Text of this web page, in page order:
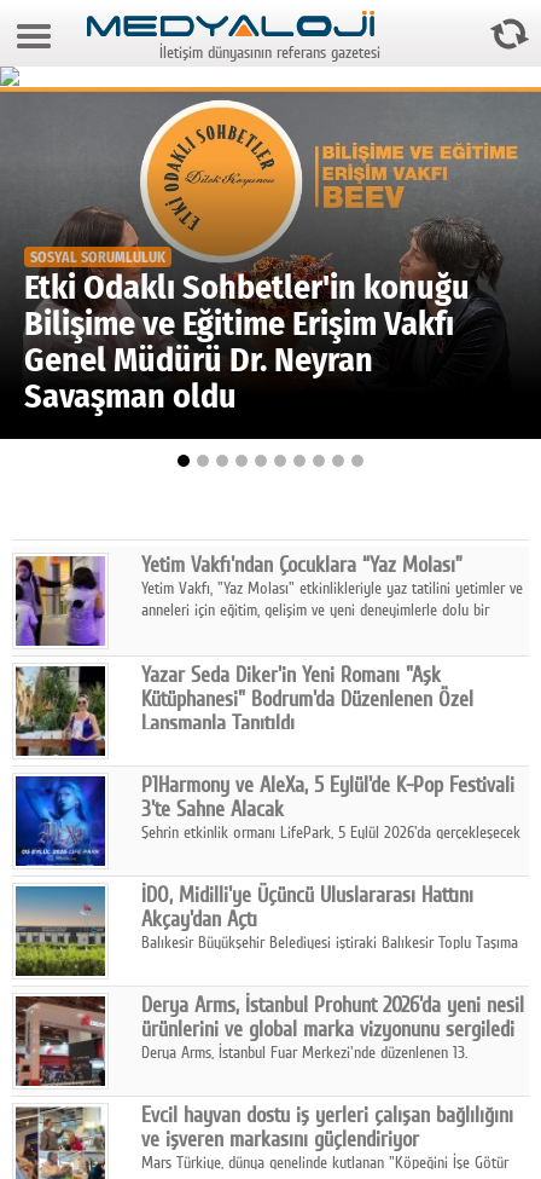
8 Ağustos 2026 9:21:49
Video Galeri
Gazeteler
Medya
Reyting-tiraj
Teknoloji
Televizyon
Facebook
Diziler
Karikatür
Youtube
Polemik
Reklam
Yazarlar
Künye
SOSYAL MEDYA
Facebook
Twitter
Google Plus
© 2026 TÜM HAKLARI SAKLIDIR
İletişim dünyasının referans gazetesi
SOSYAL SORUMLULUK
Etki Odaklı Sohbetler'in konuğu
Bilişime ve Eğitime Erişim Vakfı
Genel Müdürü Dr. Neyran
Savaşman oldu
Yetim Vakfı'ndan Çocuklara “Yaz Molası”
Yetim Vakfı, "Yaz Molası" etkinlikleriyle yaz tatilini yetimler ve
anneleri için eğitim, gelişim ve yeni deneyimlerle dolu bir
Yazar Seda Diker'in Yeni Romanı "Aşk
Kütüphanesi" Bodrum'da Düzenlenen Özel
Lansmanla Tanıtıldı
Diker'in 13. kitabı “Aşk Kütüphanesi” 6 Ağustos'ta Casa dell'Arte
Bodrum'da düzenlenen özel lansmanla okurlarıyla buluştu.
P1Harmony ve AleXa, 5 Eylül'de K-Pop Festivali
3'te Sahne Alacak
Şehrin etkinlik ormanı LifePark, 5 Eylül 2026'da gerçekleşecek
haritasında önemli bir destinasyon haline getirmeye
hazırlanıyor.
İDO, Midilli'ye Üçüncü Uluslararası Hattını
Akçay'dan Açtı
Balıkesir Büyükşehir Belediyesi iştiraki Balıkesir Toplu Taşıma
Midilli hattının resmi açılışı gerçekleştirildi.
Derya Arms, İstanbul Prohunt 2026'da yeni nesil
ürünlerini ve global marka vizyonunu sergiledi
Derya Arms, İstanbul Fuar Merkezi'nde düzenlenen 13.
Fuarı'nda sektör profesyonelleri, iş ortakları, bayiler ve son
kullanıcılarla bir araya geldi.
Evcil hayvan dostu iş yerleri çalışan bağlılığını
ve işveren markasını güçlendiriyor
Mars Türkiye, dünya genelinde kutlanan "Köpeğini İşe Götür